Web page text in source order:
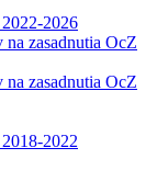
2026
zasadnutia OcZ
zasadnutia OcZ
2022